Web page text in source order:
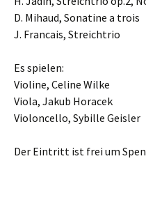
D. Mihaud, Sonatine a trois
J. Francais, Streichtrio
Es spielen:
Violine, Celine Wilke
Viola, Jakub Horacek
Violoncello, Sybille Geisler
Der Eintritt ist frei um